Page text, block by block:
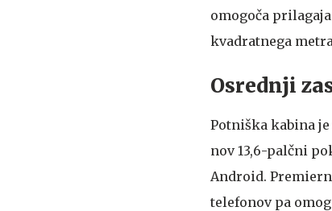
omogoča
kvadratnega
Osrednji
Potniška kabina
nov 13,6-palčni
Android.
telefonov pa